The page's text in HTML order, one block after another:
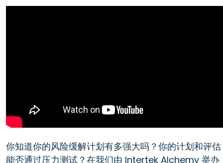
你知道你的风险缓解计划有多强大吗？你的计划和评估
能否通过压力测试？在我们由 Intertek Alchemy 举办